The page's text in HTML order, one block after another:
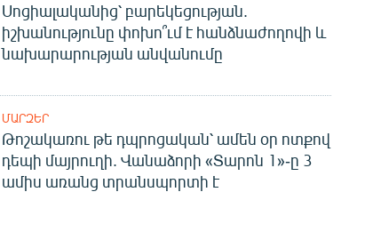
Սոցիալականից՝ բարեկեցության.
իշխանությունը փոխո՞ւմ է հանձնաժողովի և
նախարարության անվանումը
ՄԱՐԶԵՐ
Թոշակառու թե դպրոցական՝ ամեն օր ոտքով
դեպի մայրուղի. Վանաձորի «Տարոն 1»-ը 3
ամիս առանց տրանսպորտի է